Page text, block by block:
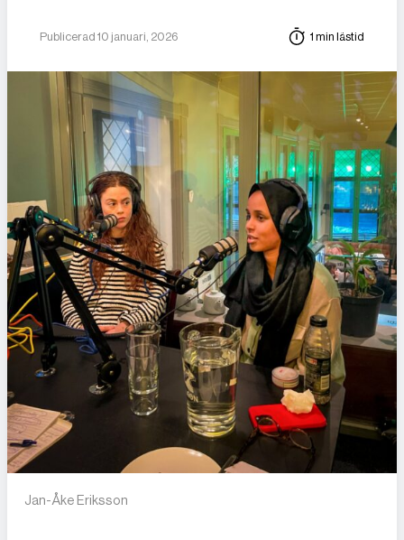
Publicerad 10 januari, 2026 1 min lästid
Jan-Åke Eriksson